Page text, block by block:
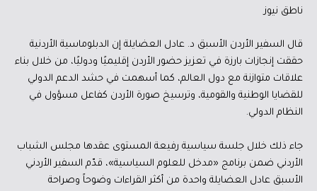
ناطق نيوز
قال السفير الأردن الأسبق د. عادل العضايلة إن الدبلوماسية الأردنية
حققت إنجازات بارزة في تعزيز حضور الأردن إقليميًا ودوليًا، من خلال بناء
علاقات متوازنة مع دول العالم، كما أسهمت في حشد الدعم الدولي
للقضايا الوطنية والقومية، وترسيخ صورة الأردن كفاعل مسؤول في
النظام الدولي.
جاء ذلك خلال جلسة سياسية رفيعة المستوى عقدها مجلس الشباب
الأردني ضمن برنامج «مدخل للعلوم السياسية»، قدّم السفير الأردني
الأسبق عادل العضايلة واحدة من أكثر القراءات وضوحاً وصراحة